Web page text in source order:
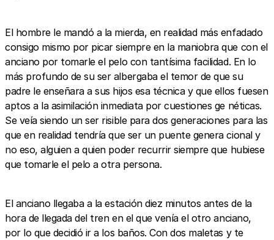
El hombre le mandó a la mierda, en realidad más enfadado
consigo mismo por picar siempre en la maniobra que con el
anciano por tomarle el pelo con tantísima facilidad. En lo
más profundo de su ser albergaba el temor de que su
padre le enseñara a sus hijos esa técnica y que ellos fuesen
aptos a la asimilación inmediata por cuestiones ge néticas.
Se veía siendo un ser risible para dos generaciones para las
que en realidad tendría que ser un puente genera cional y
no eso, alguien a quien poder recurrir siempre que hubiese
que tomarle el pelo a otra persona.
El anciano llegaba a la estación diez minutos antes de la
hora de llegada del tren en el que venía el otro anciano,
por lo que decidió ir a los baños. Con dos maletas y te